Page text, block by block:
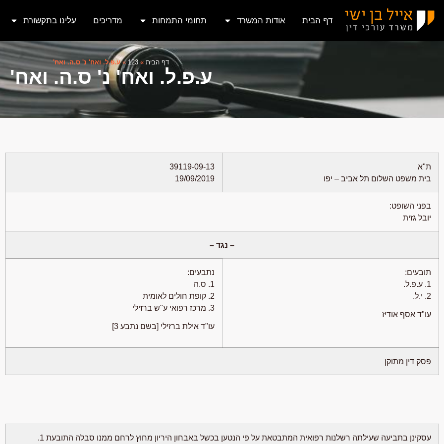
דף הבית אודות המשרד תחומי התמחות מדריכים עלינו בתקשורת
דף הבית »
123
»ע.פ.ל. ואח' נ' ס.ה. ואח'
ע.פ.ל. ואח' נ' ס.ה. ואח'
ת"א
בית משפט השלום תל אביב – יפו
39119-09-13
19/09/2019
בפני השופט:
יובל גזית
– נגד –
תובעים:
1. ע.פ.ל.
2. י.ל.
עו"ד אסף אודיז
נתבעים:
1. ס.ה
2. קופת חולים לאומית
3. מרכז רפואי ע"ש ברזילי
עו"ד אילת ברזילי [בשם נתבע 3]
פסק דין מתוקן
עסקינן בתביעה שעילתה רשלנות רפואית המתבטאת על פי הנטען בכשל באבחון היריון מחוץ לרחם ממנו סבלה התובעת 1.